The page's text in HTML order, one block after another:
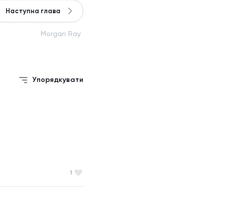
Наступна глава
Morgan Ray
Упорядкувати
1